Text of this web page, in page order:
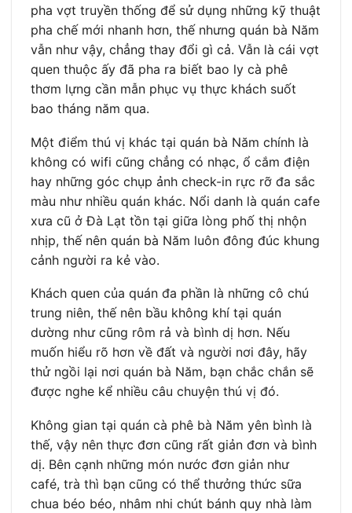
pha vợt truyền thống để sử dụng những kỹ thuật
pha chế mới nhanh hơn, thế nhưng quán bà Năm
vẫn như vậy, chẳng thay đổi gì cả. Vẫn là cái vợt
quen thuộc ấy đã pha ra biết bao ly cà phê
thơm lựng cần mẫn phục vụ thực khách suốt
bao tháng năm qua.
Một điểm thú vị khác tại quán bà Năm chính là
không có wifi cũng chẳng có nhạc, ổ cắm điện
hay những góc chụp ảnh check-in rực rỡ đa sắc
màu như nhiều quán khác. Nổi danh là quán cafe
xưa cũ ở Đà Lạt tồn tại giữa lòng phố thị nhộn
nhịp, thế nên quán bà Năm luôn đông đúc khung
cảnh người ra kẻ vào.
Khách quen của quán đa phần là những cô chú
trung niên, thế nên bầu không khí tại quán
dường như cũng rôm rả và bình dị hơn. Nếu
muốn hiểu rõ hơn về đất và người nơi đây, hãy
thử ngồi lại nơi quán bà Năm, bạn chắc chắn sẽ
được nghe kể nhiều câu chuyện thú vị đó.
Không gian tại quán cà phê bà Năm yên bình là
thế, vậy nên thực đơn cũng rất giản đơn và bình
dị. Bên cạnh những món nước đơn giản như
café, trà thì bạn cũng có thể thưởng thức sữa
chua béo béo, nhâm nhi chút bánh quy nhà làm